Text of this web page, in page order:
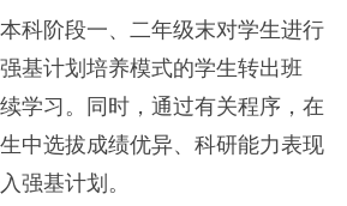
科阶段一、二年级末对学生进行
基计划培养模式的学生转出班
学习。同时，通过有关程序，在
中选拔成绩优异、科研能力表现
强基计划。